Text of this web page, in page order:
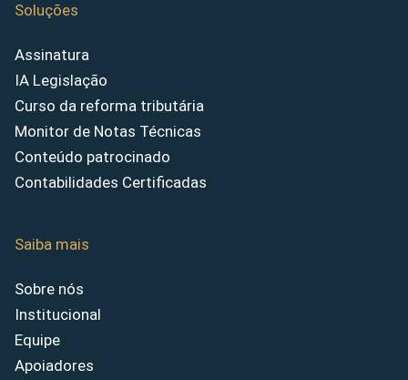
Soluções
Assinatura
IA Legislação
Curso da reforma tributária
Monitor de Notas Técnicas
Conteúdo patrocinado
Contabilidades Certificadas
Saiba mais
Sobre nós
Institucional
Equipe
Apoiadores